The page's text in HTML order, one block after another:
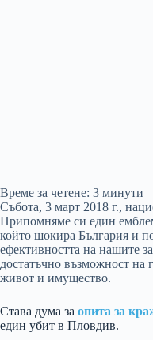
Време за четене: 3 минути
Събота, 3 март 2018 г.,
Припомняме си един
който шокира България и
ефективността на нашите
достатъчно възможност на
живот и имущество.
Става дума за опита за
един убит в Пловдив.